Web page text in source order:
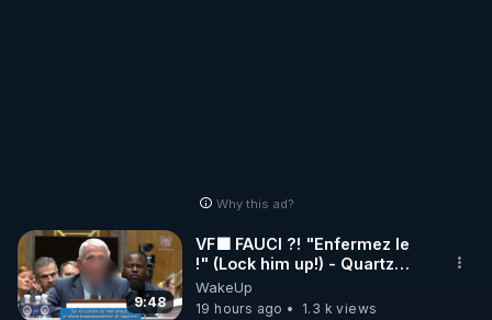
candidatures/proposals/reforestation-fruitiere-
globale
________________
Why this ad?
9:48
VF🟩 FAUCI ?! "Enfermez le
!" (Lock him up!) - Quartz
Traduction
WakeUp
19 hours ago
1.3 k views